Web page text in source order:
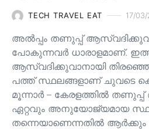
TECH TRAVEL EAT 17/
അൽപ്പം തണുപ്പ്
പോകുന്നവർ ധാരാളമാണ്.
ആസ്വദിക്കുവാനായി
പത്ത് സ്ഥലങ്ങളാണ് ചുവടെ
മൂന്നാർ – കേരളത്തിൽ
ഏറ്റവും അനുയോജ്യമായ
തന്നെയാണെന്നതിൽ